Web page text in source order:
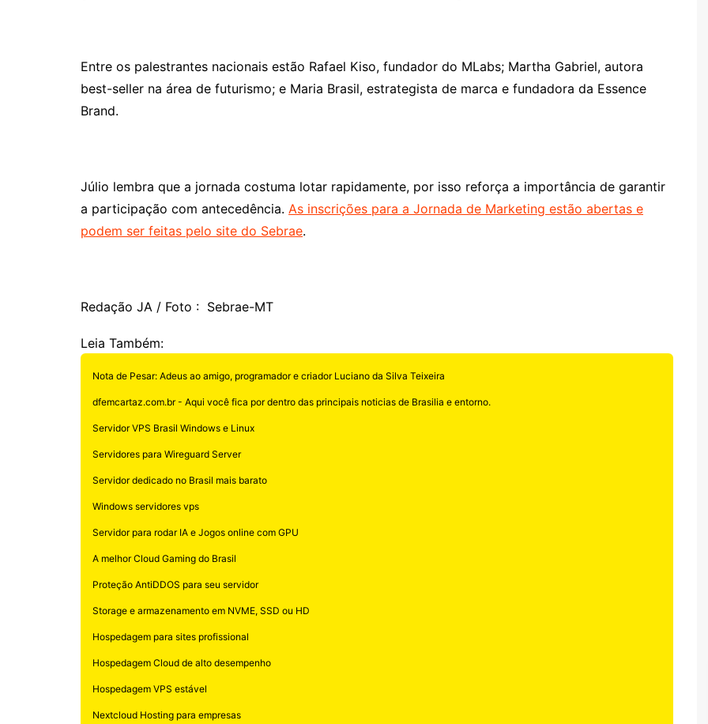
Entre os palestrantes nacionais estão Rafael Kiso, fundador do MLabs; Martha Gabriel, autora
best-seller na área de futurismo; e Maria Brasil, estrategista de marca e fundadora da Essence
Brand.
Júlio lembra que a jornada costuma lotar rapidamente, por isso reforça a importância de garantir
a participação com antecedência. As inscrições para a Jornada de Marketing estão abertas e
podem ser feitas pelo site do Sebrae.
Redação JA / Foto : Sebrae-MT
Leia Também:
Nota de Pesar: Adeus ao amigo, programador e criador Luciano da Silva Teixeira
dfemcartaz.com.br - Aqui você fica por dentro das principais noticias de Brasilia e entorno.
Servidor VPS Brasil Windows e Linux
Servidores para Wireguard Server
Servidor dedicado no Brasil mais barato
Windows servidores vps
Servidor para rodar IA e Jogos online com GPU
A melhor Cloud Gaming do Brasil
Proteção AntiDDOS para seu servidor
Storage e armazenamento em NVME, SSD ou HD
Hospedagem para sites profissional
Hospedagem Cloud de alto desempenho
Hospedagem VPS estável
Nextcloud Hosting para empresas